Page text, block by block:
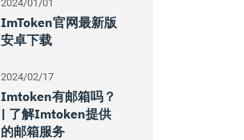
2024/01/01
ImToken官网最新版
安卓下载
2024/02/17
Imtoken有邮箱吗？
| 了解imtoken提供
的邮箱服务